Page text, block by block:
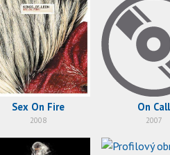
Sex On Fire
2008
On Call
2007